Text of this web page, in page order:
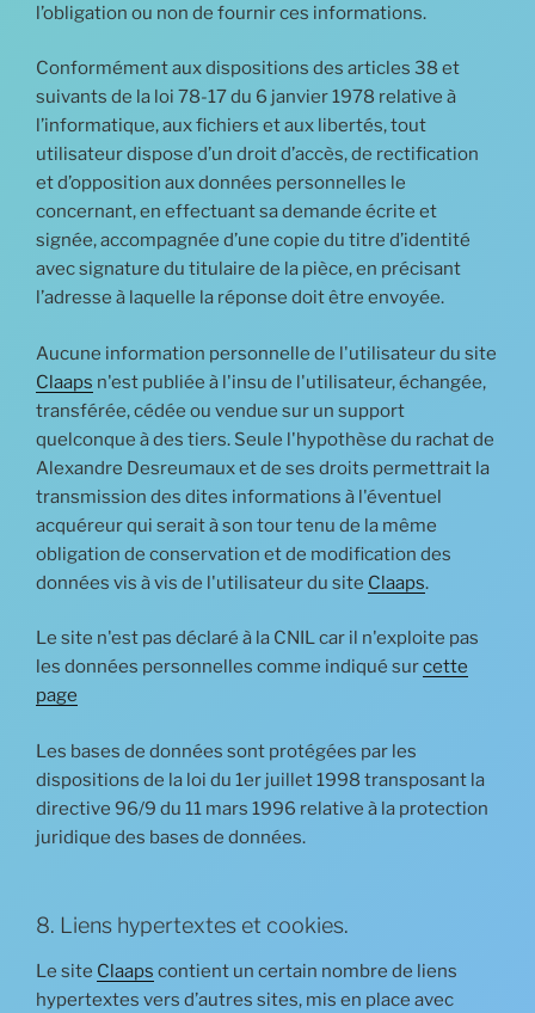
l’obligation ou non de fournir ces informations.
Conformément aux dispositions des articles 38 et
suivants de la loi 78-17 du 6 janvier 1978 relative à
l’informatique, aux fichiers et aux libertés, tout
utilisateur dispose d’un droit d’accès, de rectification
et d’opposition aux données personnelles le
concernant, en effectuant sa demande écrite et
signée, accompagnée d’une copie du titre d’identité
avec signature du titulaire de la pièce, en précisant
l’adresse à laquelle la réponse doit être envoyée.
Aucune information personnelle de l'utilisateur du site
Claaps n'est publiée à l'insu de l'utilisateur, échangée,
transférée, cédée ou vendue sur un support
quelconque à des tiers. Seule l'hypothèse du rachat de
Alexandre Desreumaux et de ses droits permettrait la
transmission des dites informations à l'éventuel
acquéreur qui serait à son tour tenu de la même
obligation de conservation et de modification des
données vis à vis de l'utilisateur du site Claaps.
Le site n'est pas déclaré à la CNIL car il n'exploite pas
les données personnelles comme indiqué surcette
page
Les bases de données sont protégées par les
dispositions de la loi du 1er juillet 1998 transposant la
directive 96/9 du 11 mars 1996 relative à la protection
juridique des bases de données.
8. Liens hypertextes et cookies.
Le site Claaps contient un certain nombre de liens
hypertextes vers d’autres sites, mis en place avec